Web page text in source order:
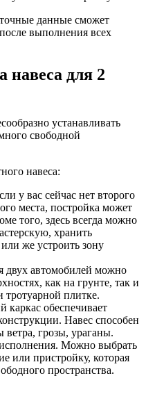
данные сможет
выполнения всех
навеса для 2
устанавливать
свободной
навеса:
у вас сейчас нет второго
места, постройка может
того, здесь всегда можно
хранить
же устроить зону
двух автомобилей можно
как на грунте, так и
плитке.
каркас обеспечивает
Навес способен
грозы, ураганы.
Можно выбрать
или пристройку, которая
пространства.